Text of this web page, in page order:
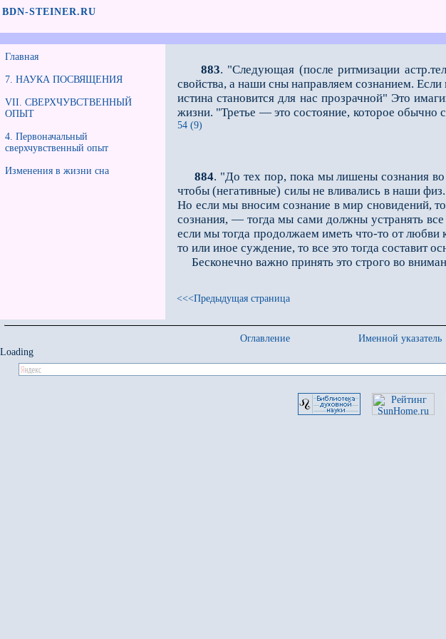
BDN-STEINER.RU
Главная
7. НАУКА ПОСВЯЩЕНИЯ
VII. СВЕРХЧУВСТВЕННЫЙ
ОПЫТ
4. Первоначальный
сверхчувственный опыт
Изменения в жизни сна
883. "Следующая (после ритмизации
свойства, а наши сны направляем сознанием.
истина становится для нас про­зрачной" Это
жизни. "Третье — это состояние, которое обычно
54 (9)
884. "До тех пор, пока мы лишены сознания
чтобы (негативные) силы не вливались в наши
Но если мы вносим созна­ние в мир сновидений,
сознания, — тогда мы сами должны устранять
если мы тогда продолжаем иметь что-то от
то или иное суж­дение, то все это тогда составит
Бесконечно важно принять это строго во
<<<Предыдущая страница
Оглавление Именной указатель
Loading